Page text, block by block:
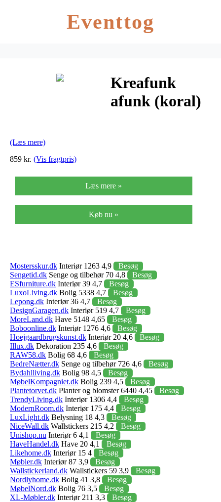
Eventtog
Kreafunk
afunk (koral)
(Læs mere)
859 kr. (Vis fragtpris)
Læs mere »
Køb nu »
Mostersskur.dk Interiør 1263 4,9
Besøg
Sengetid.dk Senge og tilbehør 70 4,8
Besøg
ESfurniture.dk Interiør 39 4,7
Besøg
LuxoLiving.dk Bolig 5338 4,7
Besøg
Lepong.dk Interiør 36 4,7
Besøg
DesignGaragen.dk Interiør 519 4,7
Besøg
MoreLand.dk Have 5148 4,65
Besøg
Boboonline.dk Interiør 1276 4,6
Besøg
Hoejgaardbrugskunst.dk Interiør 20 4,6
Besøg
Illux.dk Dekoration 235 4,6
Besøg
RAW58.dk Bolig 68 4,6
Besøg
BedreNætter.dk Senge og tilbehør 726 4,6
Besøg
Bydahlliving.dk Bolig 98 4,5
Besøg
MøbelKompagniet.dk Bolig 239 4,5
Besøg
Plantetorvet.dk Planter og blomster 6440 4,45
Besøg
TrendyLiving.dk Interiør 1306 4,4
Besøg
ModernRoom.dk Interiør 175 4,4
Besøg
LuxLight.dk Belysning 18 4,3
Besøg
NiceWall.dk Wallstickers 215 4,2
Besøg
Unishop.nu Interiør 6 4,1
Besøg
HaveHandel.dk Have 20 4,1
Besøg
Likehome.dk Interiør 15 4
Besøg
Møbler.dk Interiør 87 3,9
Besøg
Wallstickerland.dk Wallstickers 59 3,9
Besøg
Nordlyhome.dk Bolig 41 3,8
Besøg
MøbelNord.dk Bolig 76 3,5
Besøg
XL-Møbler.dk Interiør 211 3,3
Besøg